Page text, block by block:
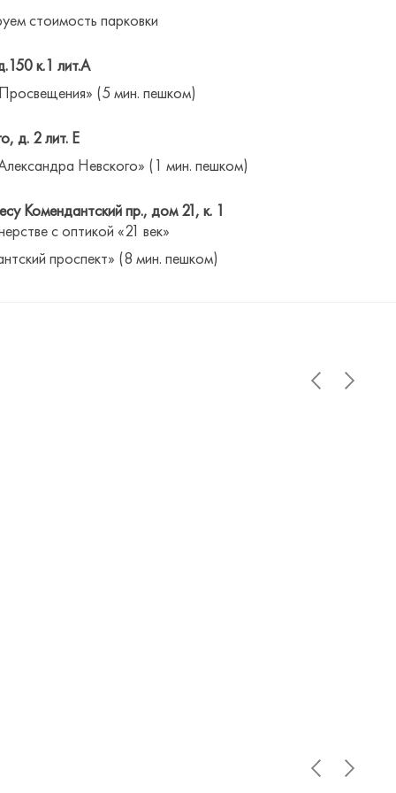
стоимость парковки
к.1 лит.А
(5 мин. пешком)
д. 2 лит. Е
Невского» (1 мин. пешком)
Комендантский пр., дом 21, к. 1
с оптикой «21 век»
проспект» (8 мин. пешком)